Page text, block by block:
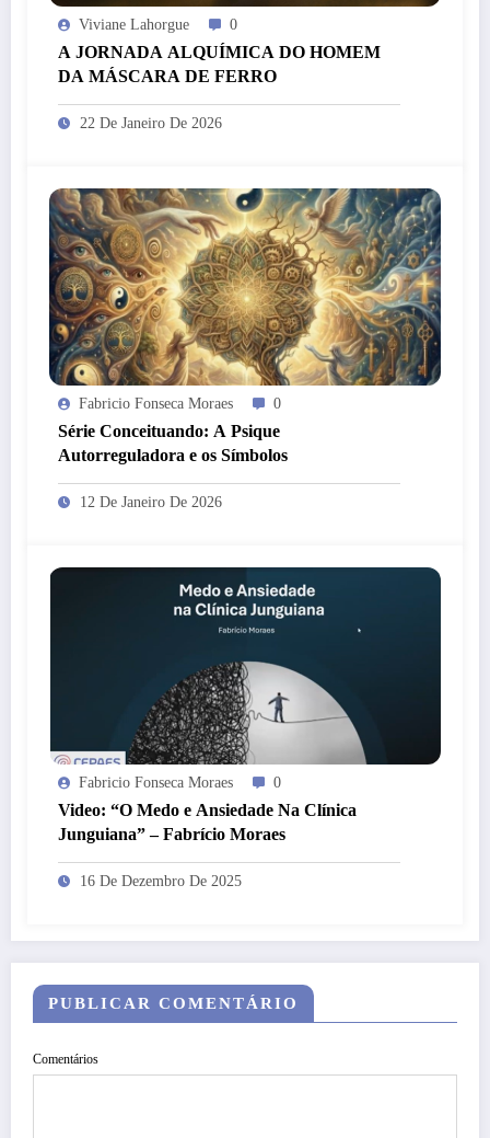
Viviane Lahorgue 0
A JORNADA ALQUÍMICA DO HOMEM
DA MÁSCARA DE FERRO
22 De Janeiro De 2026
Fabricio Fonseca Moraes 0
Série Conceituando: A Psique
Autorreguladora e os Símbolos
12 De Janeiro De 2026
Fabricio Fonseca Moraes 0
Video: “O Medo e Ansiedade Na Clínica
Junguiana” – Fabrício Moraes
16 De Dezembro De 2025
PUBLICAR COMENTÁRIO
Comentários